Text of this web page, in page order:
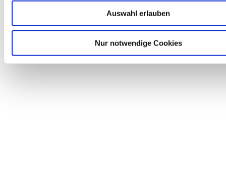
Auswahl erlauben
Nur notwendige Cookies